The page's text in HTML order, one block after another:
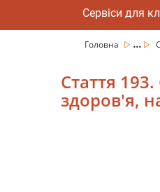
Сервіси для
Головна ...
Стаття
здоров'я,